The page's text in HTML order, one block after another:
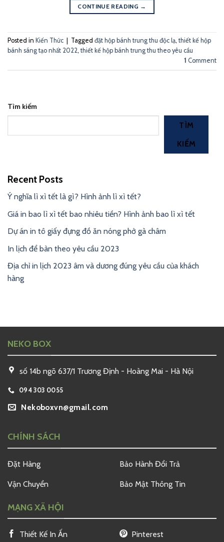
CONTINUE READING →
Posted in Kiến Thức Tagged đặt hộp bánh trung thu độc lạ,thiết kế hộp
bánh sáng tạo nhất 2022,thiết kế hộp bánh trung thu theo yêu cầu
1 Comment
Tìm kiếm
TÌM
KIẾM
Recent Posts
Ý nghĩa lì xì tết là gì? Hình ảnh lì xì tết?
Giá in bao lì xì tết bao nhiêu tiền? Hình ảnh bao lì xì tết
Dự án in tô giấy đựng đồ ăn nóng phở gà châm
In lịch để bàn theo yêu cầu 2023
Địa chỉ in lịch 2023 âm và dương đúng yêu cầu của khách
hàng
NEKO BOX
số 14b ngõ 637/1 Trương Định - Hoàng Mai - Hà Nội
094 303 0055
Nekoboxvn@gmail.com
CHÍNH SÁCH
Đặt Hàng
Vận Chuyển
Bảo Hành Đổi Trả
Bảo Mật Thông Tin
MẠNG XÃ HỘI
Thiết Kế In Ấn Pinterest